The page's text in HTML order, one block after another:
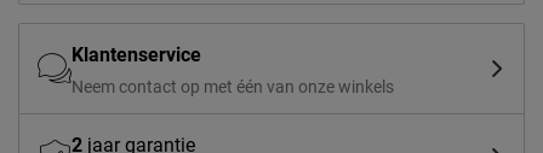
Klantenservice
Neem contact op met één van onze winkels
2 jaar garantie